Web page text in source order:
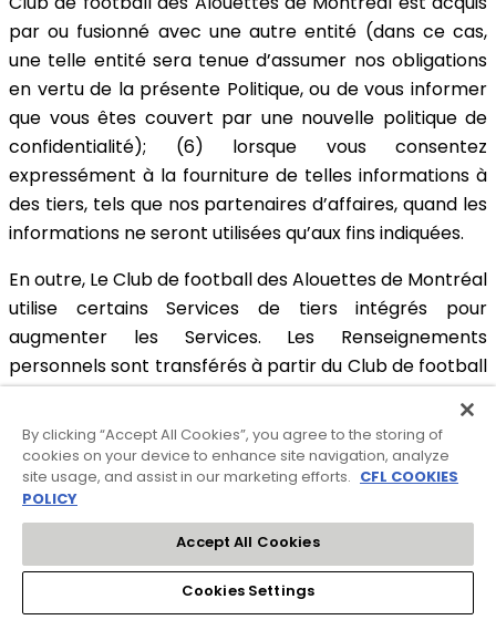
par ou fusionné avec une autre entité (dans ce cas,
une telle entité sera tenue d’assumer nos obligations
en vertu de la présente Politique, ou de vous informer
que vous êtes couvert par une nouvelle politique de
confidentialité); (6) lorsque vous consentez
expressément à la fourniture de telles informations à
des tiers, tels que nos partenaires d’affaires, quand les
informations ne seront utilisées qu’aux fins indiquées.
En outre, Le Club de football des Alouettes de Montréal
utilise certains Services de tiers intégrés pour
augmenter les Services. Les Renseignements
personnels sont transférés à partir du Club de football
des Alouettes de Montréal vers les opérateurs de ces
Services de tiers intégrés, mais seulement dans la
mesure nécessaire pour qu’ils fonctionnent
correctement, et uniquement sur votre soumission
expresse de telles informations.
Enfin, Le Club de football des Alouettes de Montréal
peut transférer votre adresse courriel à Facebook,
By clicking “Accept All Cookies”, you agree to the storing of
cookies on your device to enhance site navigation, analyze
site usage, and assist in our marketing efforts. CFL COOKIES
POLICY
Accept All Cookies
Cookies Settings